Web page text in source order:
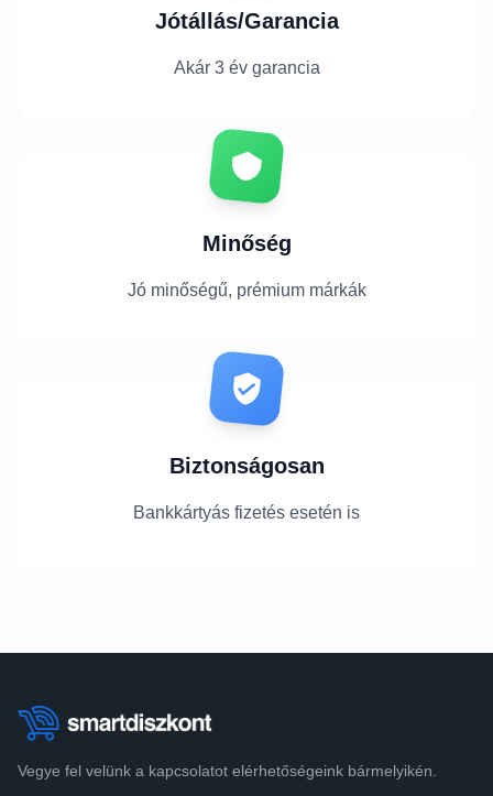
Jótállás/Garancia
Akár 3 év garancia
Minőség
Jó minőségű, prémium márkák
Biztonságosan
Bankkártyás fizetés esetén is
Vegye fel velünk a kapcsolatot elérhetőségeink bármelyikén.